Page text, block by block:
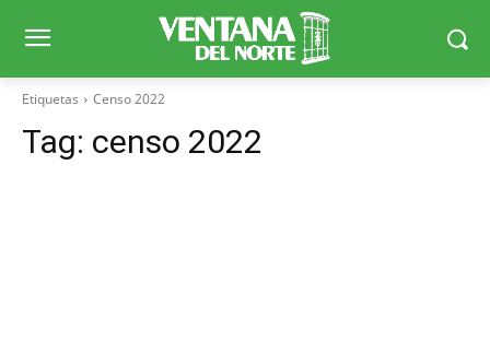
Etiquetas Censo 2022
Tag: censo 2022